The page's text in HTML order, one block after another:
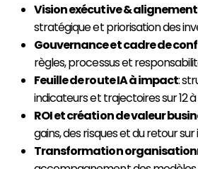
Vision exécutive & alignement
stratégique et priorisation des
Gouvernance et cadre de
règles, processus et
Feuille de route IA à impact:
indicateurs et trajectoires sur 12 à
ROI et création de valeur
gains, des risques et du retour
Transformation